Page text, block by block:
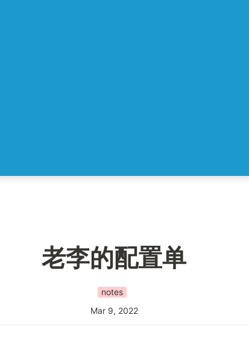
老李的配置单
notes
Mar 9, 2022